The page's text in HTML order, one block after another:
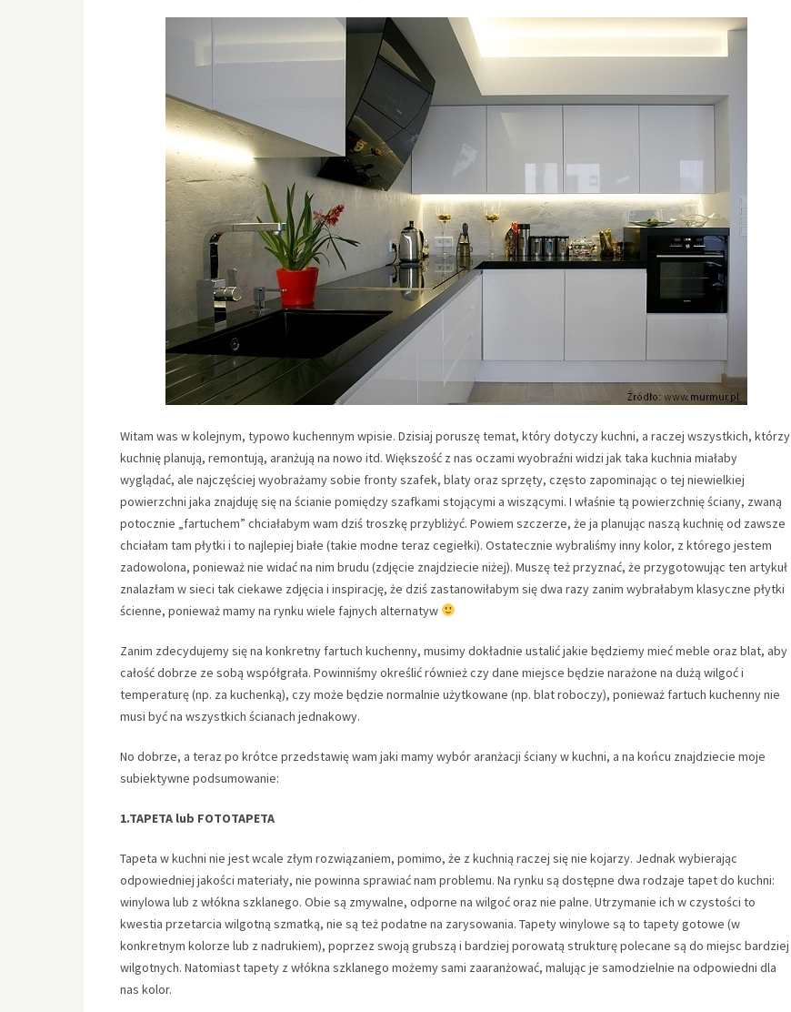
Witam was w kolejnym, typowo kuchennym wpisie. Dzisiaj poruszę temat, który dotyczy kuchni, a raczej wszystkich, którzy
kuchnię planują, remontują, aranżują na nowo itd. Większość z nas oczami wyobraźni widzi jak taka kuchnia miałaby
wyglądać, ale najczęściej wyobrażamy sobie fronty szafek, blaty oraz sprzęty, często zapominając o tej niewielkiej
powierzchni jaka znajduję się na ścianie pomiędzy szafkami stojącymi a wiszącymi. I właśnie tą powierzchnię ściany, zwaną
potocznie „fartuchem” chciałabym wam dziś troszkę przybliżyć. Powiem szczerze, że ja planując naszą kuchnię od zawsze
chciałam tam płytki i to najlepiej białe (takie modne teraz cegiełki). Ostatecznie wybraliśmy inny kolor, z którego jestem
zadowolona, ponieważ nie widać na nim brudu (zdjęcie znajdziecie niżej). Muszę też przyznać, że przygotowując ten artykuł
znalazłam w sieci tak ciekawe zdjęcia i inspirację, że dziś zastanowiłabym się dwa razy zanim wybrałabym klasyczne płytki
ścienne, ponieważ mamy na rynku wiele fajnych alternatyw
Zanim zdecydujemy się na konkretny fartuch kuchenny, musimy dokładnie ustalić jakie będziemy mieć meble oraz blat, aby
całość dobrze ze sobą współgrała. Powinniśmy określić również czy dane miejsce będzie narażone na dużą wilgoć i
temperaturę (np. za kuchenką), czy może będzie normalnie użytkowane (np. blat roboczy), ponieważ fartuch kuchenny nie
musi być na wszystkich ścianach jednakowy.
No dobrze, a teraz po krótce przedstawię wam jaki mamy wybór aranżacji ściany w kuchni, a na końcu znajdziecie moje
subiektywne podsumowanie:
1.TAPETA lub FOTOTAPETA
Tapeta w kuchni nie jest wcale złym rozwiązaniem, pomimo, że z kuchnią raczej się nie kojarzy. Jednak wybierając
odpowiedniej jakości materiały, nie powinna sprawiać nam problemu. Na rynku są dostępne dwa rodzaje tapet do kuchni:
winylowa lub z włókna szklanego. Obie są zmywalne, odporne na wilgoć oraz nie palne. Utrzymanie ich w czystości to
kwestia przetarcia wilgotną szmatką, nie są też podatne na zarysowania. Tapety winylowe są to tapety gotowe (w
konkretnym kolorze lub z nadrukiem), poprzez swoją grubszą i bardziej porowatą strukturę polecane są do miejsc bardziej
wilgotnych. Natomiast tapety z włókna szklanego możemy sami zaaranżować, malując je samodzielnie na odpowiedni dla
nas kolor.